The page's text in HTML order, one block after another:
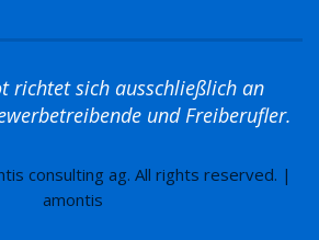
richtet sich ausschließlich an
und Freiberufler.
consulting ag. All rights reserved. |
amontis